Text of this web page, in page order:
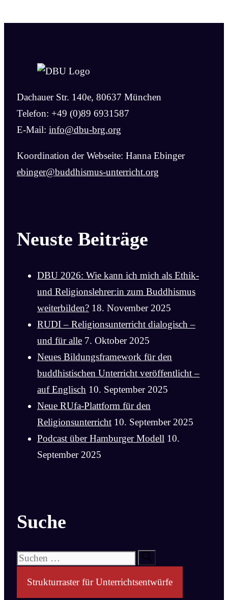
Dachauer Str. 140e, 80637 München
Telefon: +49 (0)89 6931587
E-Mail: info@dbu-brg.org
Koordination der Webseite: Hanna Ebinger
ebinger@buddhismus-unterricht.org
Neuste Beiträge
DBU 2026: Wie kann ich mich als Ethik-
und Religionslehrer:in zum Buddhismus
weiterbilden? 18. November 2025
RUDI – Religionsunterricht dialogisch –
und für alle 7. Oktober 2025
Neues Bildungsframework für den
buddhistischen Unterricht veröffentlicht –
auf Englisch 10. September 2025
Neue RUfa-Plattform für den
Religionsunterricht 10. September 2025
Podcast über Hamburger Modell 10.
September 2025
Suche
Suchen
Strukturraster für Unterrichtsentwürfe